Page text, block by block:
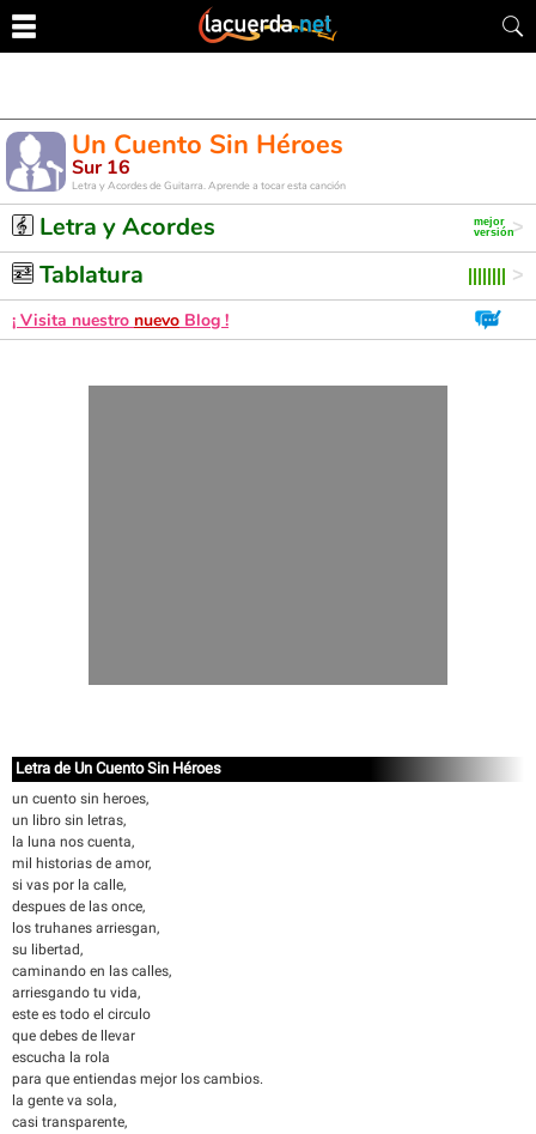
Un Cuento Sin Héroes
Sur 16
Letra y Acordes de Guitarra. Aprende a tocar esta canción
Letra y Acordes
Tablatura
¡ Visita nuestro nuevo Blog !
Letra de Un Cuento Sin Héroes
un cuento sin heroes,
un libro sin letras,
la luna nos cuenta,
mil historias de amor,
si vas por la calle,
despues de las once,
los truhanes arriesgan,
su libertad,
caminando en las calles,
arriesgando tu vida,
este es todo el circulo
que debes de llevar
escucha la rola
para que entiendas mejor los cambios.
la gente va sola,
casi transparente,